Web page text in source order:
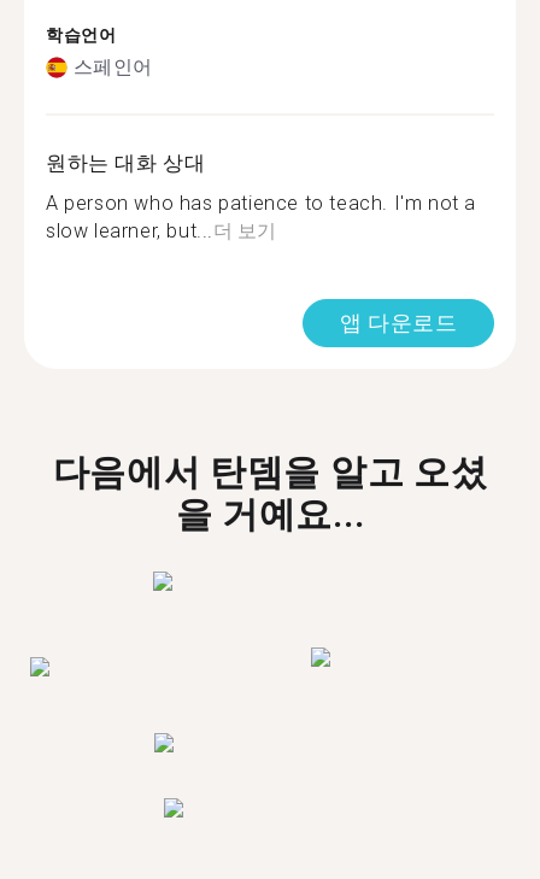
학습언어
스페인어
원하는 대화 상대
A person who has patience to teach. I'm not a
slow learner, but...더 보기
앱 다운로드
다음에서 탄뎀을 알고 오셨
을 거예요...